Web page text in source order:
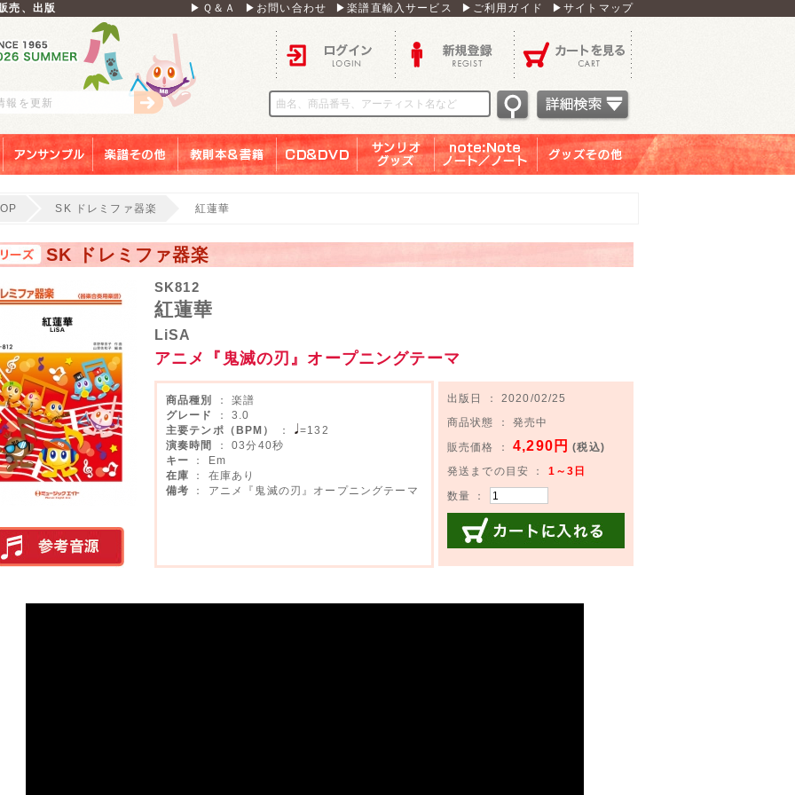
売、出版 ▶Ｑ＆Ａ ▶お問い合わせ ▶楽譜直輸入サービス ▶ご利用ガイド ▶サイトマップ
報を更新
SK ドレミファ器楽 紅蓮華
SK ドレミファ器楽
SK812
紅蓮華
LiSA
アニメ『鬼滅の刃』オープニングテーマ
商品種別
： 楽譜
グレード
： 3.0
主要テンポ（BPM）
：
=132
演奏時間
： 03分40秒
キー
： Em
在庫
： 在庫あり
備考
： アニメ『鬼滅の刃』オープニングテーマ
出版日 ： 2020/02/25
商品状態 ： 発売中
販売価格 ：4,290円 (税込)
発送までの目安 ： 1～3日
数量 ：